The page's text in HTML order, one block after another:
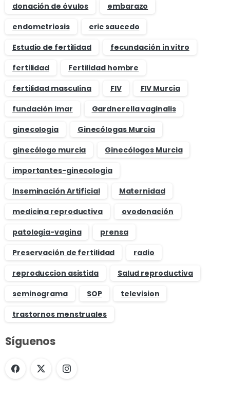
donación de óvulos
embarazo
endometriosis
eric saucedo
Estudio de fertilidad
fecundación in vitro
fertilidad
Fertilidad hombre
fertilidad masculina
FIV
FIV Murcia
fundación imar
Gardnerella vaginalis
ginecologia
Ginecólogas Murcia
ginecólogo murcia
Ginecólogos Murcia
importantes-ginecologia
Inseminación Artificial
Maternidad
medicina reproductiva
ovodonación
patologia-vagina
prensa
Preservación de fertilidad
radio
reproduccion asistida
Salud reproductiva
seminograma
SOP
television
trastornos menstruales
Síguenos